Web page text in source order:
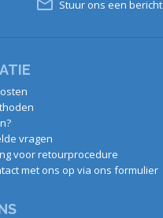
vragen
voor retourprocedure
met ons op via ons formulier
Stuur ons een bericht